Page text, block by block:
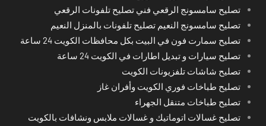
تصليح سامسونج الرقعي فني تصليح تلفونات الرقعي
تصليح سامسونج النعيم تصليح تلفونات بالمنزل النعيم
تصليح سمارت فون في البيت بكل محافظات الكويت 24 ساعة
تصليح سيارات و تبديل اطارات في الكويت 24 ساعة
تصليح شاشات تلفزيونات الكويت
تصليح طباخات فوري الكويت وأفران غاز
تصليح طباخات متنقل الجهراء
تصليح غسالات اتوماتيك و غسالات ملابس ونشافات بالكويت